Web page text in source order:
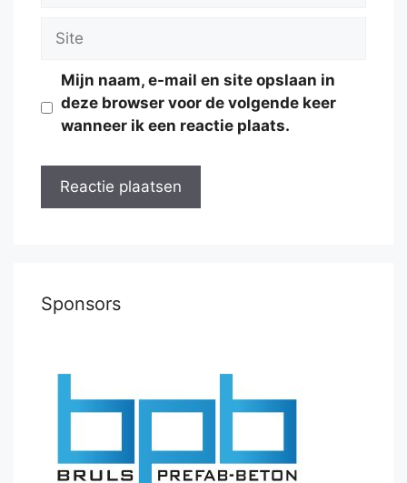
Site
Mijn naam, e-mail en site opslaan in
deze browser voor de volgende keer
wanneer ik een reactie plaats.
Sponsors